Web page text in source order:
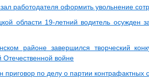
работодателя оформить увольнение
области 19-летний водитель осужден
районе завершился творческий
Отечественной войне
приговор по делу о партии контрафактных